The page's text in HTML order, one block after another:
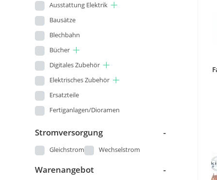
Ausstattung Elektrik
Bausätze
Blechbahn
Bücher
Digitales Zubehör
Elektrisches Zubehör
Ersatzteile
Fertiganlagen/Dioramen
Kataloge und Pläne
Landschaftsbau
Stromversorgung -
Gleichstrom Wechselstrom
Warenangebot -